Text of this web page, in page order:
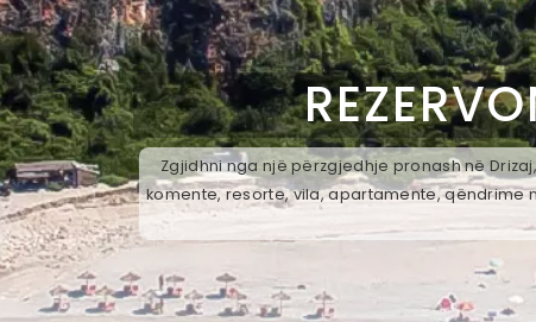
Zgjidhni nga një përzgjedhje pronash në
komente, resorte, vila, apartamente, qëndrime